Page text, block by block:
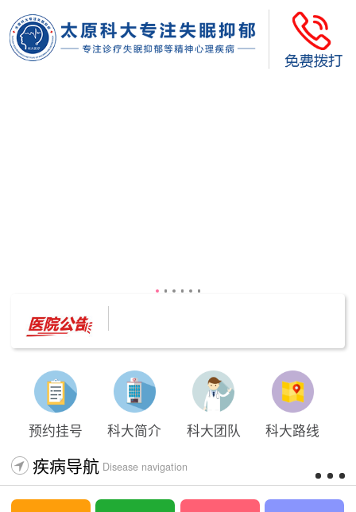
太原科大开展心理沙盘团体体验系列公益活动
预约挂号 科大简介 科大团队 科大路线
疾病导航 Disease navigation